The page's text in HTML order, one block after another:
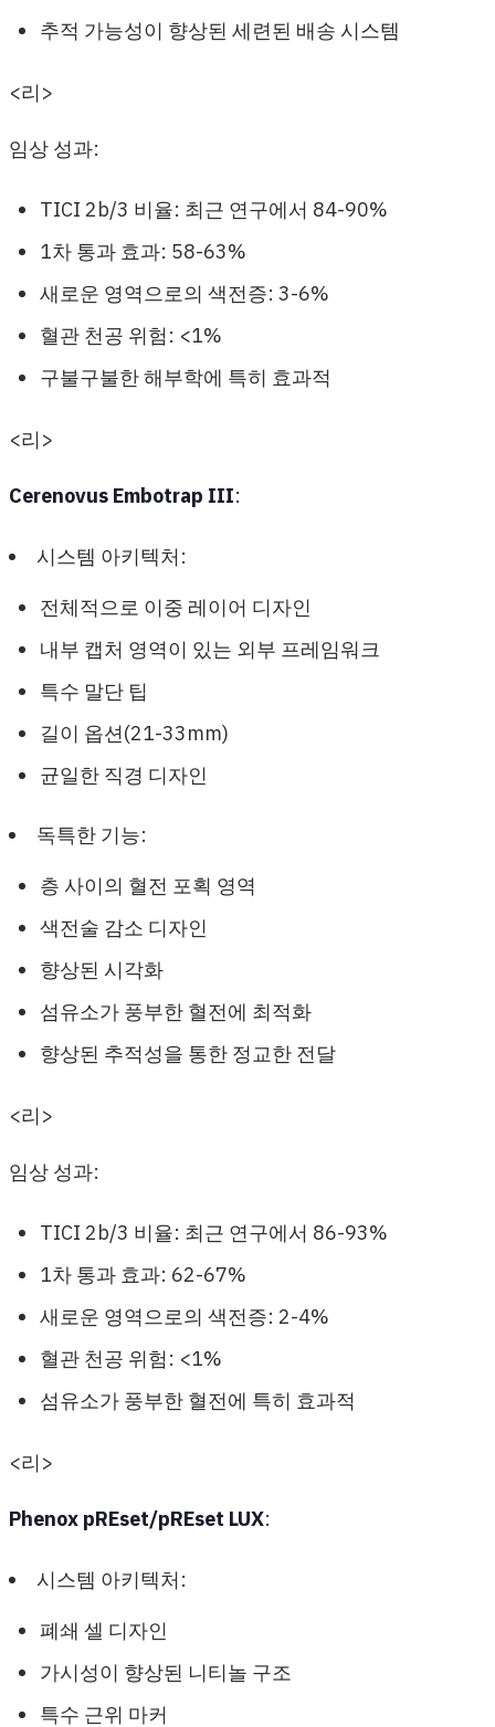
추적 가능성이 향상된 세련된 배송 시스템
<리>
임상 성과:
TICI 2b/3 비율: 최근 연구에서 84-90%
1차 통과 효과: 58-63%
새로운 영역으로의 색전증: 3-6%
혈관 천공 위험: <1%
구불구불한 해부학에 특히 효과적
<리>
Cerenovus Embotrap III:
시스템 아키텍처:
전체적으로 이중 레이어 디자인
내부 캡처 영역이 있는 외부 프레임워크
특수 말단 팁
길이 옵션(21-33mm)
균일한 직경 디자인
독특한 기능:
층 사이의 혈전 포획 영역
색전술 감소 디자인
향상된 시각화
섬유소가 풍부한 혈전에 최적화
향상된 추적성을 통한 정교한 전달
<리>
임상 성과:
TICI 2b/3 비율: 최근 연구에서 86-93%
1차 통과 효과: 62-67%
새로운 영역으로의 색전증: 2-4%
혈관 천공 위험: <1%
섬유소가 풍부한 혈전에 특히 효과적
<리>
Phenox pREset/pREset LUX:
시스템 아키텍처:
폐쇄 셀 디자인
가시성이 향상된 니티놀 구조
특수 근위 마커